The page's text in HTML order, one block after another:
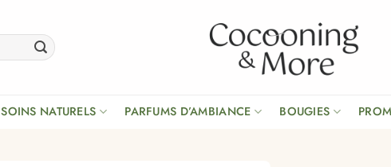
SOINS NATURELS PARFUMS D’AMBIANCE BOUGIES